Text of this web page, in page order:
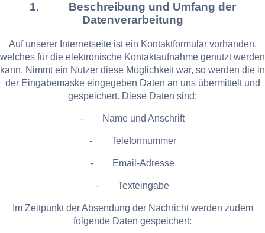
1. Beschreibung und Umfang der
Datenverarbeitung
Auf unserer Internetseite ist ein Kontaktformular vorhanden,
welches für die elektronische Kontaktaufnahme genutzt werden
kann. Nimmt ein Nutzer diese Möglichkeit war, so werden die in
der Eingabemaske eingegeben Daten an uns übermittelt und
gespeichert. Diese Daten sind:
- Name und Anschrift
- Telefonnummer
- Email-Adresse
- Texteingabe
Im Zeitpunkt der Absendung der Nachricht werden zudem
folgende Daten gespeichert: